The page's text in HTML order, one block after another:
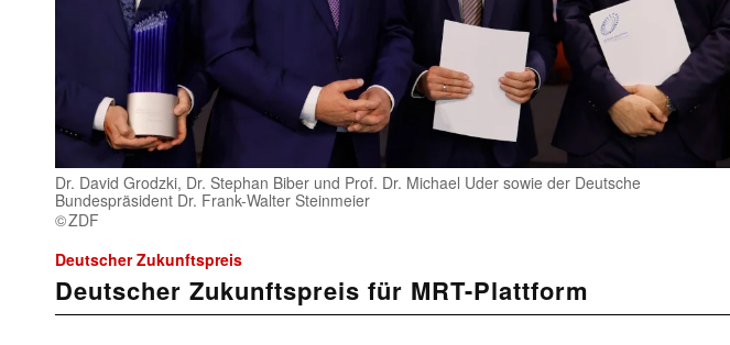
Dr. David Grodzki, Dr. Stephan Biber und Prof. Dr. Michael Uder sowie der Deutsche
Bundespräsident Dr. Frank-Walter Steinmeier
ZDF
Deutscher Zukunftspreis
Deutscher Zukunftspreis für MRT-Plattform